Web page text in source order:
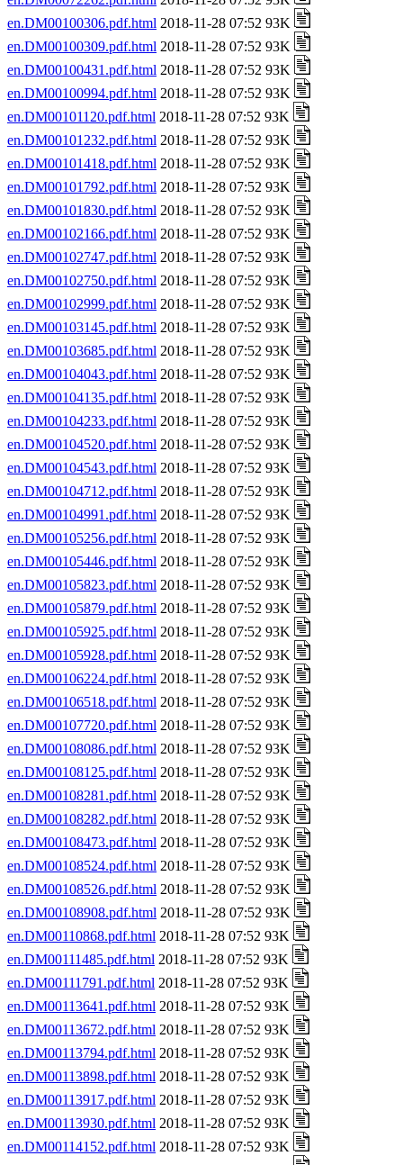
en.DM00100306.pdf.html 2018-11-28 07:52 93K
en.DM00100309.pdf.html 2018-11-28 07:52 93K
en.DM00100431.pdf.html 2018-11-28 07:52 93K
en.DM00100994.pdf.html 2018-11-28 07:52 93K
en.DM00101120.pdf.html 2018-11-28 07:52 93K
en.DM00101232.pdf.html 2018-11-28 07:52 93K
en.DM00101418.pdf.html 2018-11-28 07:52 93K
en.DM00101792.pdf.html 2018-11-28 07:52 93K
en.DM00101830.pdf.html 2018-11-28 07:52 93K
en.DM00102166.pdf.html 2018-11-28 07:52 93K
en.DM00102747.pdf.html 2018-11-28 07:52 93K
en.DM00102750.pdf.html 2018-11-28 07:52 93K
en.DM00102999.pdf.html 2018-11-28 07:52 93K
en.DM00103145.pdf.html 2018-11-28 07:52 93K
en.DM00103685.pdf.html 2018-11-28 07:52 93K
en.DM00104043.pdf.html 2018-11-28 07:52 93K
en.DM00104135.pdf.html 2018-11-28 07:52 93K
en.DM00104233.pdf.html 2018-11-28 07:52 93K
en.DM00104520.pdf.html 2018-11-28 07:52 93K
en.DM00104543.pdf.html 2018-11-28 07:52 93K
en.DM00104712.pdf.html 2018-11-28 07:52 93K
en.DM00104991.pdf.html 2018-11-28 07:52 93K
en.DM00105256.pdf.html 2018-11-28 07:52 93K
en.DM00105446.pdf.html 2018-11-28 07:52 93K
en.DM00105823.pdf.html 2018-11-28 07:52 93K
en.DM00105879.pdf.html 2018-11-28 07:52 93K
en.DM00105925.pdf.html 2018-11-28 07:52 93K
en.DM00105928.pdf.html 2018-11-28 07:52 93K
en.DM00106224.pdf.html 2018-11-28 07:52 93K
en.DM00106518.pdf.html 2018-11-28 07:52 93K
en.DM00107720.pdf.html 2018-11-28 07:52 93K
en.DM00108086.pdf.html 2018-11-28 07:52 93K
en.DM00108125.pdf.html 2018-11-28 07:52 93K
en.DM00108281.pdf.html 2018-11-28 07:52 93K
en.DM00108282.pdf.html 2018-11-28 07:52 93K
en.DM00108473.pdf.html 2018-11-28 07:52 93K
en.DM00108524.pdf.html 2018-11-28 07:52 93K
en.DM00108526.pdf.html 2018-11-28 07:52 93K
en.DM00108908.pdf.html 2018-11-28 07:52 93K
en.DM00110868.pdf.html 2018-11-28 07:52 93K
en.DM00111485.pdf.html 2018-11-28 07:52 93K
en.DM00111791.pdf.html 2018-11-28 07:52 93K
en.DM00113641.pdf.html 2018-11-28 07:52 93K
en.DM00113672.pdf.html 2018-11-28 07:52 93K
en.DM00113794.pdf.html 2018-11-28 07:52 93K
en.DM00113898.pdf.html 2018-11-28 07:52 93K
en.DM00113917.pdf.html 2018-11-28 07:52 93K
en.DM00113930.pdf.html 2018-11-28 07:52 93K
en.DM00114152.pdf.html 2018-11-28 07:52 93K